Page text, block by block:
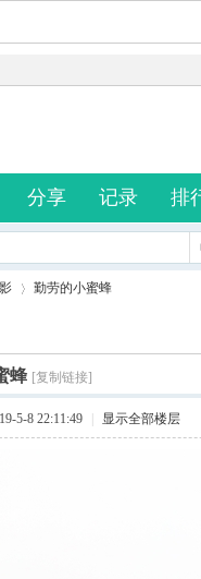
分享 记录 排
›
勤劳的小蜜蜂
蜂 [复制链接]
5-8 22:11:49 显示全部楼层